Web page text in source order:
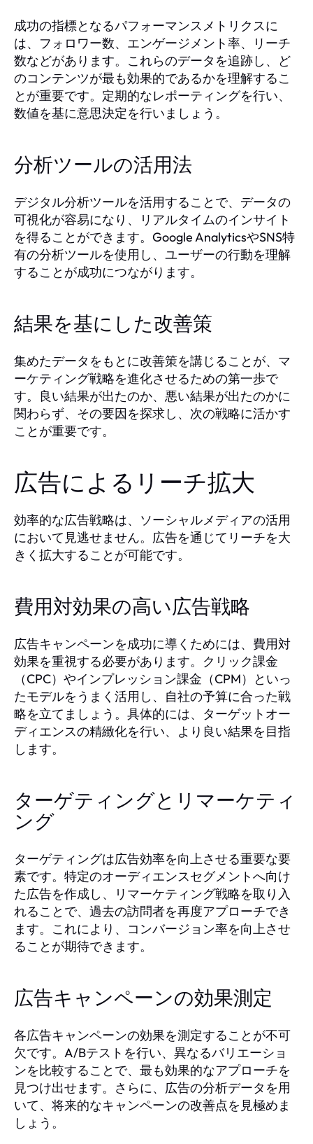
成功の指標となるパフォーマンスメトリクスに
は、フォロワー数、エンゲージメント率、リーチ
数などがあります。これらのデータを追跡し、ど
のコンテンツが最も効果的であるかを理解するこ
とが重要です。定期的なレポーティングを行い、
数値を基に意思決定を行いましょう。
分析ツールの活用法
デジタル分析ツールを活用することで、データの
可視化が容易になり、リアルタイムのインサイト
を得ることができます。Google AnalyticsやSNS特
有の分析ツールを使用し、ユーザーの行動を理解
することが成功につながります。
結果を基にした改善策
集めたデータをもとに改善策を講じることが、マ
ーケティング戦略を進化させるための第一歩で
す。良い結果が出たのか、悪い結果が出たのかに
関わらず、その要因を探求し、次の戦略に活かす
ことが重要です。
広告によるリーチ拡大
効率的な広告戦略は、ソーシャルメディアの活用
において見逃せません。広告を通じてリーチを大
きく拡大することが可能です。
費用対効果の高い広告戦略
広告キャンペーンを成功に導くためには、費用対
効果を重視する必要があります。クリック課金
（CPC）やインプレッション課金（CPM）といっ
たモデルをうまく活用し、自社の予算に合った戦
略を立てましょう。具体的には、ターゲットオー
ディエンスの精緻化を行い、より良い結果を目指
します。
ターゲティングとリマーケティ
ング
ターゲティングは広告効率を向上させる重要な要
素です。特定のオーディエンスセグメントへ向け
た広告を作成し、リマーケティング戦略を取り入
れることで、過去の訪問者を再度アプローチでき
ます。これにより、コンバージョン率を向上させ
ることが期待できます。
広告キャンペーンの効果測定
各広告キャンペーンの効果を測定することが不可
欠です。A/Bテストを行い、異なるバリエーショ
ンを比較することで、最も効果的なアプローチを
見つけ出せます。さらに、広告の分析データを用
いて、将来的なキャンペーンの改善点を見極めま
しょう。